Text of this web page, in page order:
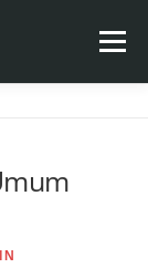
Menu